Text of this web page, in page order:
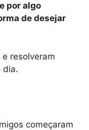
por algo
de desejar
resolveram
dia.
começaram